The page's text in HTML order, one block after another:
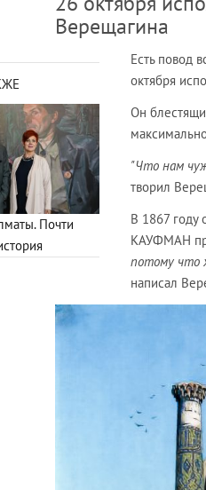
Верещагина
Почти
Есть повод
октября
Он
"Что нам
творил
В 1867 году
КАУФМАН
потому что
написал